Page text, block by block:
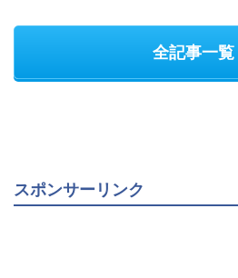
全記事一覧
スポンサーリンク